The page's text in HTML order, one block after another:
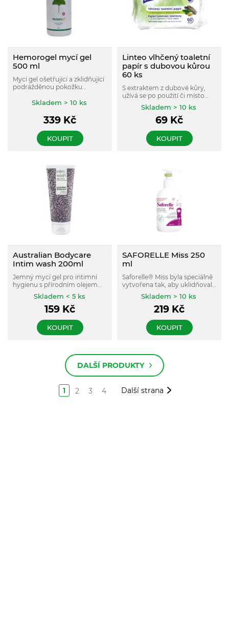
Hemorogel mycí gel
500 ml
Mycí gel ošetřující a zklidňující
podrážděnou pokožku
Skladem > 10 ks
339 Kč
KOUPIT
Linteo vlhčený toaletní
papír s dubovou kůrou
60 ks
S extraktem z dubové kůry,
užívá se po použití či místo
toaletního papíru pro pocit
čistoty a svěžesti a pro
kvalitnější hygienu.
Skladem > 10 ks
69 Kč
KOUPIT
Australian Bodycare
Intim wash 200ml
Jemný mycí gel pro intimní
hygienu s přírodním olejem
tea Tree z čajovníku
australského a kyselinou
Skladem < 5 ks
159 Kč
KOUPIT
SAFORELLE Miss 250
ml
Saforelle® Miss byla speciálně
vytvořena tak, aby uklidňovala
a respektovala citlivou
pokožku malých děvčátek.
Tato čisticí péče s přírodními
ibišku je vhodná pro denní
péči o tělo i intimní partie.
Skladem > 10 ks
219 Kč
KOUPIT
DALŠÍ PRODUKTY
1 2 3 4 Další strana